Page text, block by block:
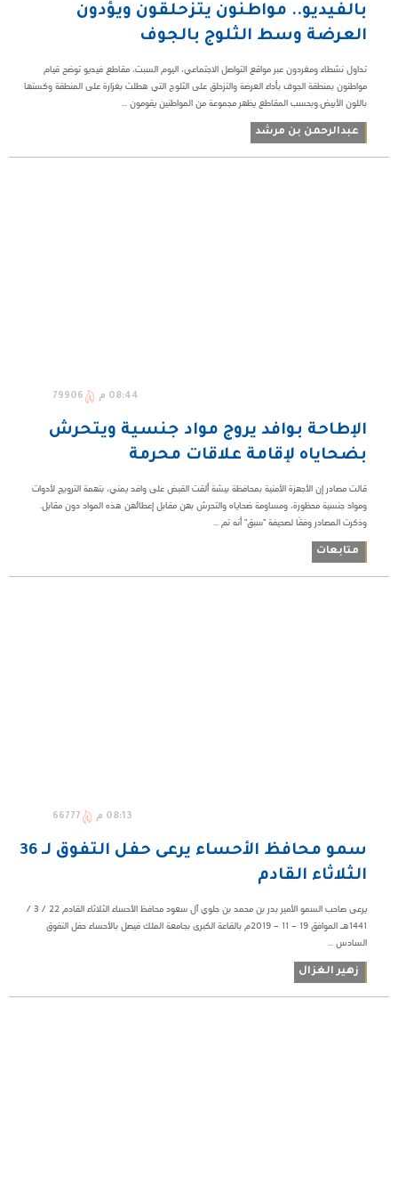
بالفيديو.. مواطنون يتزحلقون ويؤدون
العرضة وسط الثلوج بالجوف
تداول نشطاء ومغردون عبر مواقع التواصل الاجتماعي، اليوم السبت، مقاطع فيديو توضح قيام
مواطنون بمنطقة الجوف بأداء العرضة والتزحلق على الثلوج التي هطلت بغزارة على المنطقة وكستها
باللون الأبيض.وبحسب المقاطع يظهر مجموعة من المواطنين يقومون ...
عبدالرحمن بن مرشد
08:44 م 79906
الإطاحة بوافد يروج مواد جنسية ويتحرش
بضحاياه لإقامة علاقات محرمة
قالت مصادر إن الأجهزة الأمنية بمحافظة بيشة ألقت القبض على وافد يمني، ‏بتهمة الترويج لأدوات
ومواد جنسية محظورة، ومساومة ضحاياه ‏والتحرش بهن مقابل إعطائهن هذه المواد دون مقابل.‏
وذكرت المصادر وفقًا لصحيفة "سبق" أنه تم ...
متابعات
08:13 م 66777
سمو محافظ الأحساء يرعى حفل التفوق لـ 36
الثلاثاء القادم
يرعى صاحب السمو الأمير بدر بن محمد بن جلوي آل سعود محافظ الأحساء الثلاثاء القادم 22 / 3 /
1441هـ الموافق 19 – 11 – 2019م بالقاعة الكبرى بجامعة الملك فيصل بالأحساء حفل التفوق
السادس ...
زهير الغزال